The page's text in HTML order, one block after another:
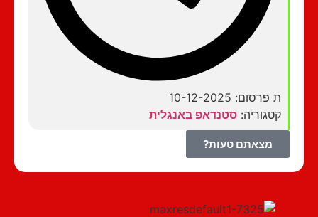
ת פרסום: 10-12-2025
קטגוריה:סטנדאפ באנגלית
מצאתם טעות?